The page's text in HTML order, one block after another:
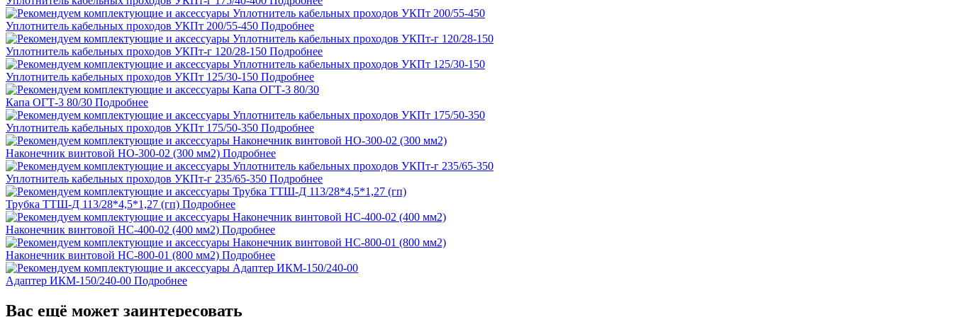
Уплотнитель кабельных проходов УКПт 200/55-450 Подробнее
Уплотнитель кабельных проходов УКПт-г 120/28-150 Подробнее
Уплотнитель кабельных проходов УКПт 125/30-150 Подробнее
Капа ОГТ-3 80/30 Подробнее
Уплотнитель кабельных проходов УКПт 175/50-350 Подробнее
Наконечник винтовой НО-300-02 (300 мм2) Подробнее
Уплотнитель кабельных проходов УКПт-г 235/65-350 Подробнее
Трубка ТТШ-Д 113/28*4,5*1,27 (гп) Подробнее
Наконечник винтовой НС-400-02 (400 мм2) Подробнее
Наконечник винтовой НС-800-01 (800 мм2) Подробнее
Адаптер ИКМ-150/240-00 Подробнее
Вас ещё может заинтересовать